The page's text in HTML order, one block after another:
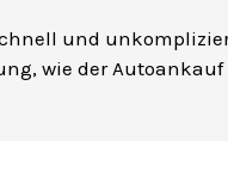
und
wie der